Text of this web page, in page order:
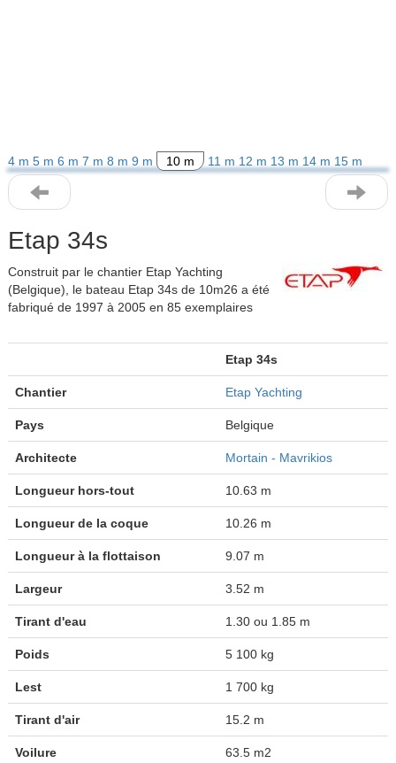
4 m 5 m 6 m 7 m 8 m 9 m 10 m 11 m 12 m 13 m 14 m 15 m
Etap 34s
Construit par le chantier Etap Yachting
(Belgique), le bateau Etap 34s de 10m26 a été
fabriqué de 1997 à 2005 en 85 exemplaires
Etap 34s
Chantier Etap Yachting
Pays Belgique
Architecte Mortain - Mavrikios
Longueur hors-tout 10.63 m
Longueur de la coque 10.26 m
Longueur à la flottaison 9.07 m
Largeur 3.52 m
Tirant d'eau 1.30 ou 1.85 m
Poids 5 100 kg
Lest 1 700 kg
Tirant d'air 15.2 m
Voilure 63.5 m2